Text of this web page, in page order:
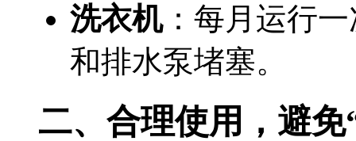
洗衣机：每月运行
和排水泵堵塞。
二、合理使用，避免